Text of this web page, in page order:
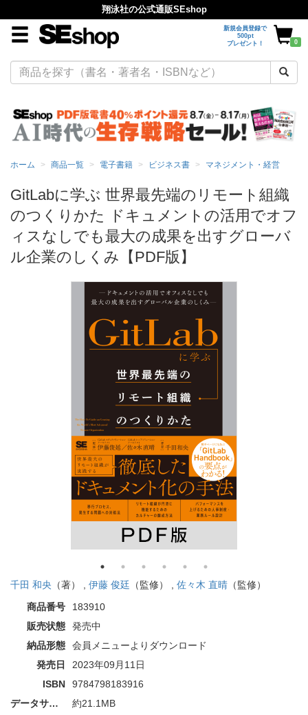
翔泳社の公式通販SEshop
新規会員登録で
500pt
プレゼント！
0
ホーム 商品一覧 電子書籍 ビジネス書 マネジメント・経営
GitLabに学ぶ 世界最先端のリモート組織
のつくりかた ドキュメントの活用でオフ
ィスなしでも最大の成果を出すグローバ
ル企業のしくみ【PDF版】
千田 和央 （著） , 伊藤 俊廷 （監修） , 佐々木 直晴 （監修）
商品番号
183910
販売状態
発売中
納品形態
会員メニューよりダウンロード
発売日
2023年09月11日
ISBN
9784798183916
データサイズ
約21.1MB